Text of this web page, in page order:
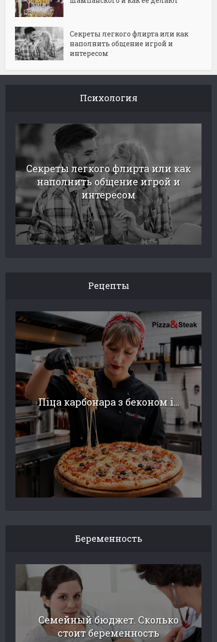
Секреты легкого флирта или как
наполнить общение игрой и
интересом
Психология
Секреты легкого флирта или как
наполнить общение игрой и
интересом
Рецепты
Піца карбонара з беконом і...
Беременность
Семейный бюджет. Сколько
стоит беременность